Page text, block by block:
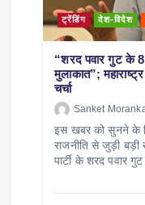
ट्रेंडिंग देश-विदेश
“शरद पवार गुट के
मुलाकात”;
चर्चा
Sanket
इस खबर को सुनने के
राजनीति से जुड़ी बड़ी
पार्टी के शरद पवार